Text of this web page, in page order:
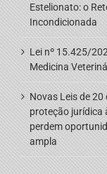
Estelionato: o
Incondicionada
Lei nº 15.425/
Medicina
Novas Leis de
proteção jurídica
perdem
ampla